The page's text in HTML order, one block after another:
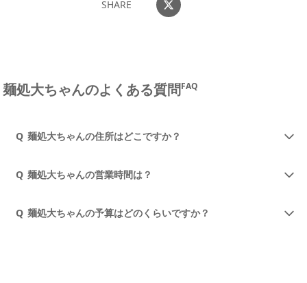
SHARE
麺処大ちゃんのよくある質問FAQ
Q 麺処大ちゃんの住所はどこですか？
Q 麺処大ちゃんの営業時間は？
Q 麺処大ちゃんの予算はどのくらいですか？